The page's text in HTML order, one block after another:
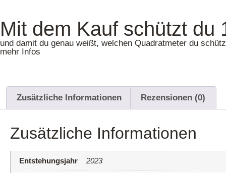
Mit dem Kauf schützt du
und damit du genau weißt, welchen Quadratmeter du
mehr Infos
Zusätzliche Informationen Rezensionen (0)
Zusätzliche Informationen
Entstehungsjahr 2023